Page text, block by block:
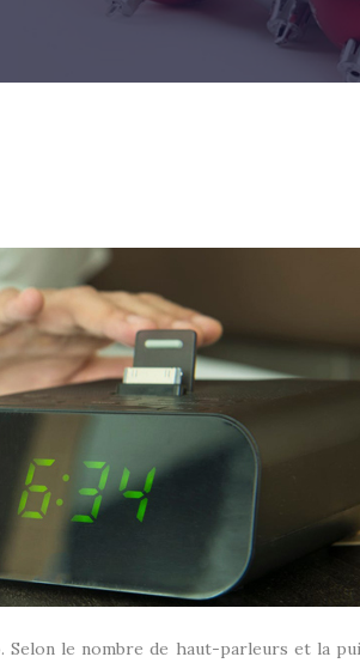
le nombre de haut-parleurs et la